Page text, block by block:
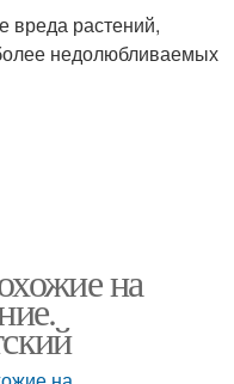
вреда растений,
недолюбливаемых
на